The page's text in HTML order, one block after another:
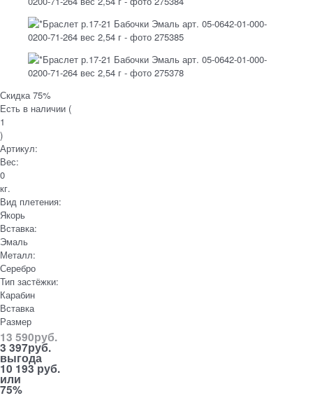
Скидка 75%
Есть в наличии (
1
)
Артикул:
Вес:
0
кг.
Вид плетения:
Якорь
Вставка:
Эмаль
Металл:
Серебро
Тип застёжки:
Карабин
Вставка
Размер
13 590руб.
3 397руб.
выгода
10 193 руб.
или
75%